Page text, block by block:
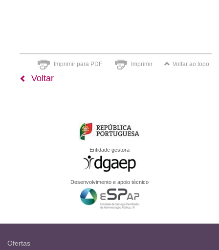
Imprimir para PDF Imprimir Voltar ao topo
Voltar
Entidade gestora
Desenvolvimento e apoio técnico
Ofertas